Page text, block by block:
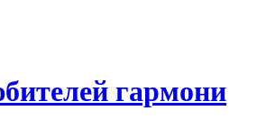
гармони